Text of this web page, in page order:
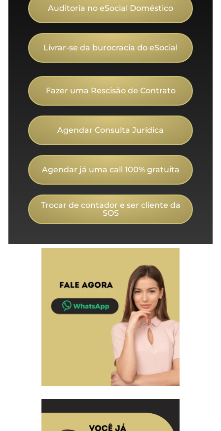
Auditoria no eSocial Doméstico
Livrar-se da burocracia do eSocial
Fazer uma Rescisão de Contrato
Agendar Consulta Jurídica
Agendar já uma call 100% gratuita
Trocar de contador e ser cliente da
SOS